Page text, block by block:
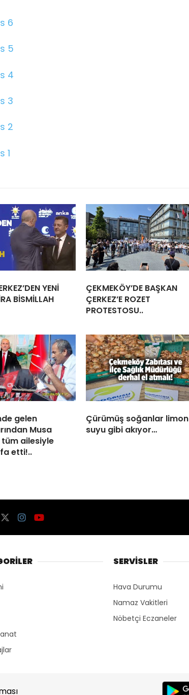
YENİ
BİSMİLLAH
ÇEKMEKÖY’DE BAŞKAN
ÇERKEZ’E ROZET
PROTESTOSU..
gelen
Musa
tüm ailesiyle
etti!..
Çürümüş soğanlar limon
suyu gibi akıyor…
SERVİSLER
Hava Durumu
Namaz Vakitleri
Nöbetçi Eczaneler